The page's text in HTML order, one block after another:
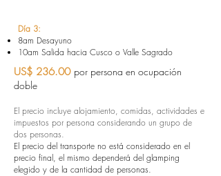
Día 3:
8am Desayuno
10am Salida hacia Cusco o Valle Sagrado
US$ 236.00 por persona en ocupación
doble
El precio incluye alojamiento, comidas, actividades e
impuestos por persona considerando un grupo de
dos personas.
El precio del transporte no está considerado en el
precio final, el mismo dependerá del glamping
elegido y de la cantidad de personas.